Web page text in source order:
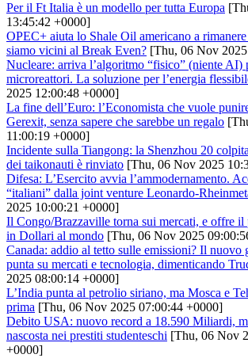
Per il Ft Italia è un modello per tutta Europa
13:45:42 +0000]
OPEC+ aiuta lo Shale Oil americano a
siamo vicini al Break Even? [Thu, 06 Nov
Nucleare: arriva l’algoritmo “fisico” (niente AI)
microreattori. La soluzione per l’energia
2025 12:00:48 +0000]
La fine dell’Euro: l’Economista che vuole
Gerexit, senza sapere che sarebbe un regalo
11:00:19 +0000]
Incidente sulla Tiangong: la Shenzhou 20
dei taikonauti è rinviato [Thu, 06 Nov 2025
Difesa: L’Esercito avvia l’ammodernamento.
“italiani” dalla joint venture Leonardo-
2025 10:00:21 +0000]
Il Congo/Brazzaville torna sui mercati, e offre il
in Dollari al mondo [Thu, 06 Nov 2025
Canada: addio al tetto sulle emissioni? Il nuovo
punta su mercati e tecnologia, dimenticando
2025 08:00:14 +0000]
L’India punta al petrolio siriano, ma Mosca e
prima [Thu, 06 Nov 2025 07:00:44 +0000]
Debito USA: nuovo record a 18.590 Miliardi,
nascosta nei prestiti studenteschi [Thu, 06 Nov
+0000]